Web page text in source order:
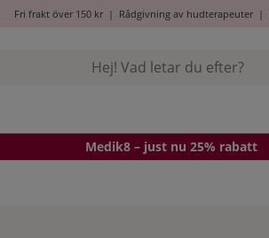
Fri frakt över 150 kr| Rådgivning av hudterapeuter|
Medik8 – just nu 25% rabatt